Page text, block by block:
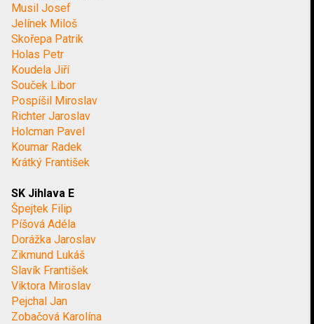
Musil Josef
Jelínek Miloš
Skořepa Patrik
Holas Petr
Koudela Jiří
Souček Libor
Pospíšil Miroslav
Richter Jaroslav
Holcman Pavel
Koumar Radek
Krátký František
SK Jihlava E
Špejtek Filip
Píšová Adéla
Dorážka Jaroslav
Zikmund Lukáš
Slavík František
Viktora Miroslav
Pejchal Jan
Zobačová Karolína